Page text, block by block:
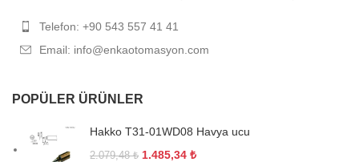
Telefon: +90 543 557 41 41
Email: info@enkaotomasyon.com
POPÜLER ÜRÜNLER
Hakko T31-01WD08 Havya ucu
2.079,48₺ 1.485,34 ₺